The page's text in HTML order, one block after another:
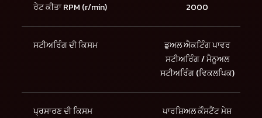
ਰੇਟ ਕੀਤਾ RPM (r/min) 2000
ਸਟੀਅਰਿੰਗ ਦੀ ਕਿਸਮ
ਡੁਅਲ ਐਕਟਿੰਗ ਪਾਵਰ
ਸਟੀਅਰਿੰਗ / ਮੈਨੂਅਲ
ਸਟੀਅਰਿੰਗ (ਵਿਕਲਪਿਕ)
ਪ੍ਰਸਾਰਣ ਦੀ ਕਿਸਮ ਪਾਰਸ਼ਿਅਲ ਕੋੰਸਟੈਂਟ ਮੇਸ਼